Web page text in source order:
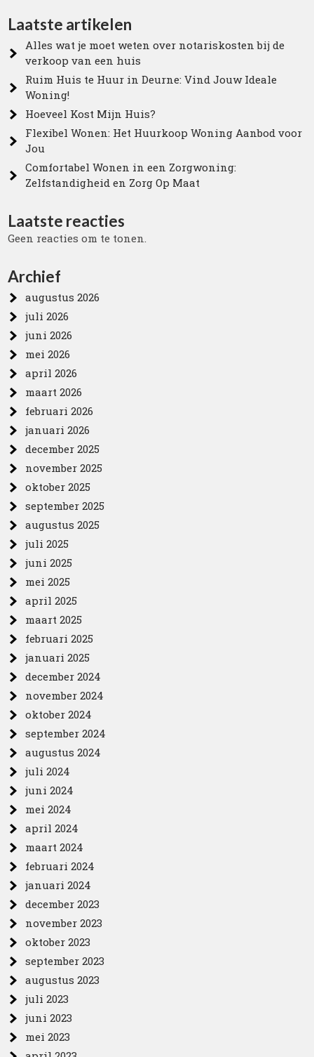
Laatste artikelen
Alles wat je moet weten over notariskosten bij de
verkoop van een huis
Ruim Huis te Huur in Deurne: Vind Jouw Ideale
Woning!
Hoeveel Kost Mijn Huis?
Flexibel Wonen: Het Huurkoop Woning Aanbod voor
Jou
Comfortabel Wonen in een Zorgwoning:
Zelfstandigheid en Zorg Op Maat
Laatste reacties
Geen reacties om te tonen.
Archief
augustus 2026
juli 2026
juni 2026
mei 2026
april 2026
maart 2026
februari 2026
januari 2026
december 2025
november 2025
oktober 2025
september 2025
augustus 2025
juli 2025
juni 2025
mei 2025
april 2025
maart 2025
februari 2025
januari 2025
december 2024
november 2024
oktober 2024
september 2024
augustus 2024
juli 2024
juni 2024
mei 2024
april 2024
maart 2024
februari 2024
januari 2024
december 2023
november 2023
oktober 2023
september 2023
augustus 2023
juli 2023
juni 2023
mei 2023